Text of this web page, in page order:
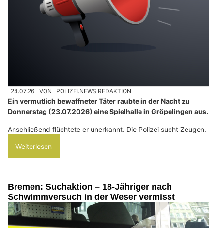
24.07.26 VON POLIZEI.NEWS REDAKTION
Ein vermutlich bewaffneter Täter raubte in der Nacht zu
Donnerstag (23.07.2026) eine Spielhalle in Gröpelingen aus.
Anschließend flüchtete er unerkannt. Die Polizei sucht Zeugen.
Weiterlesen
Bremen: Suchaktion – 18-Jähriger nach
Schwimmversuch in der Weser vermisst